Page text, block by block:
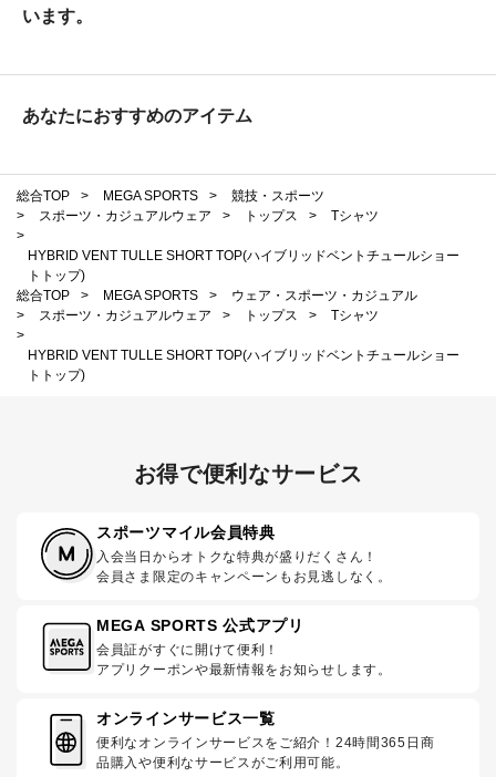
います。
あなたにおすすめのアイテム
総合TOP > MEGA SPORTS >
競技・スポーツ
>
スポーツ・カジュアルウェア > トップス >
Tシャツ
>
HYBRID VENT TULLE SHORT TOP(ハイブリッドベントチュールショー
トトップ)
総合TOP
> MEGA SPORTS >
ウェア・スポーツ・カジュアル
>
スポーツ・カジュアルウェア > トップス >
Tシャツ
>
HYBRID VENT TULLE SHORT TOP(ハイブリッドベントチュールショー
トトップ)
お得で便利なサービス
スポーツマイル会員特典
入会当日からオトクな特典が盛りだくさん！
会員さま限定のキャンペーンもお見逃しなく。
MEGA SPORTS 公式アプリ
会員証がすぐに開けて便利！
アプリクーポンや最新情報をお知らせします。
オンラインサービス一覧
便利なオンラインサービスをご紹介！24時間365日商
品購入や便利なサービスがご利用可能。